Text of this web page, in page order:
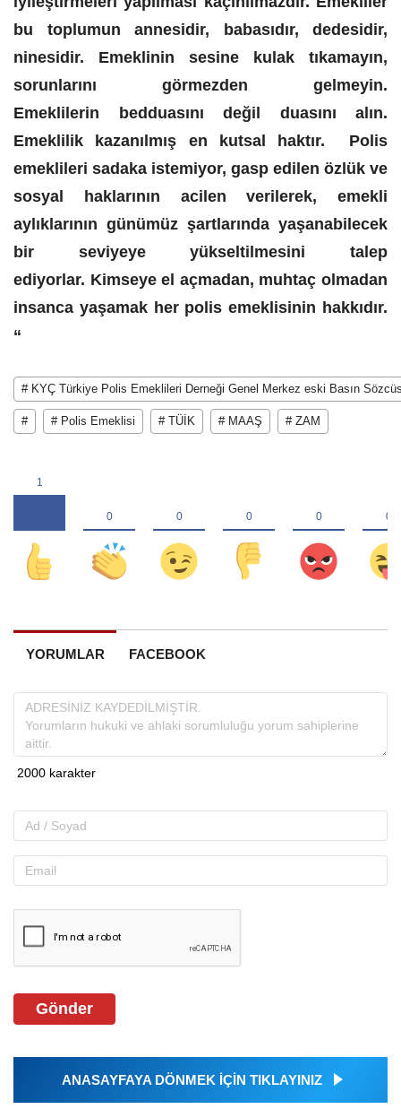
bu toplumun annesidir, babasıdır, dedesidir,
ninesidir. Emeklinin sesine kulak tıkamayın,
sorunlarını görmezden gelmeyin.
Emeklilerin bedduasını değil duasını alın.
Emeklilik kazanılmış en kutsal haktır. Polis
emeklileri sadaka istemiyor, gasp edilen özlük ve
sosyal haklarının acilen verilerek, emekli
aylıklarının günümüz şartlarında yaşanabilecek
bir seviyeye yükseltilmesini talep
ediyorlar. Kimseye el açmadan, muhtaç olmadan
insanca yaşamak her polis emeklisinin hakkıdır.
“
# KYÇ Türkiye Polis Emeklileri Derneği Genel Merkez eski Basın
# # Polis Emeklisi # TÜİK # MAAŞ # ZAM
YORUMLAR FACEBOOK
Gönder
ANASAYFAYA DÖNMEK İÇİN TIKLAYINIZ